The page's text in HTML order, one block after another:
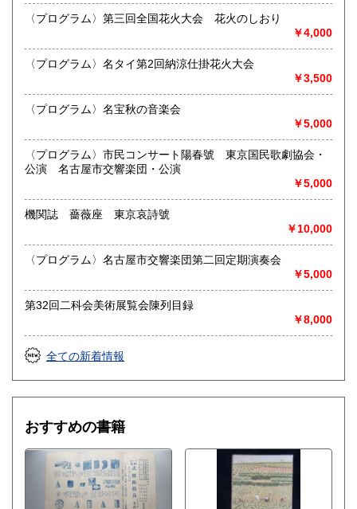
す。
御整理・御売却はお気軽に当店にご相談ください。
お電話、メール等でご連絡次第、即日に参上いたします。古
書買い取り、古本買い取り、大量大歓迎です。
特に古いもの全般(和本、古文書、紙物チラシ、郷土資料、地
図、宗教、芸能、美術、文学、雑誌等)に力を入れておりま
す。
又書画骨董品も別部門で取り扱いしておりますので引越し増
愛知県・岐阜県を中心に近県の方、日時打ち合わせの後、ご
訪問し、見積もり・買入をさせていただきます。
まずはお気軽にご連絡ください。
お品物を送料着払いでお送りいただければ、即日に評価しご
連絡ご送金いたします。
愛知県江南市前飛保町栄284 扶桑文庫 担当井
上
取り扱い分野
総記、哲学宗教、歴史、社会科学、自然科学、美術工芸、国
語国文、外国文学、古典籍、近代文献、趣味、外国書、サブ
カルチャー、古書一般（その他）
古文書・和本・刷り物・絵葉書・近代文献資料・エフェメラ
〈プログラム〉第三回全国花火大会 花火のしおり
￥4,000
〈プログラム〉名タイ第2回納涼仕掛花火大会
￥3,500
〈プログラム〉名宝秋の音楽会
￥5,000
〈プログラム〉市民コンサート陽春號 東京国民歌劇協会・
公演 名古屋市交響楽団・公演
￥5,000
機関誌 薔薇座 東京哀詩號
￥10,000
〈プログラム〉名古屋市交響楽団第二回定期演奏会
￥5,000
第32回二科会美術展覧会陳列目録
￥8,000
全ての新着情報
おすすめの書籍